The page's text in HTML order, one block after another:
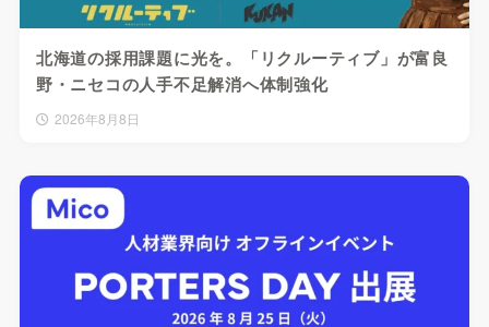
北海道の採用課題に光を。「リクルーティブ」が富良
野・ニセコの人手不足解消へ体制強化
2026年8月8日